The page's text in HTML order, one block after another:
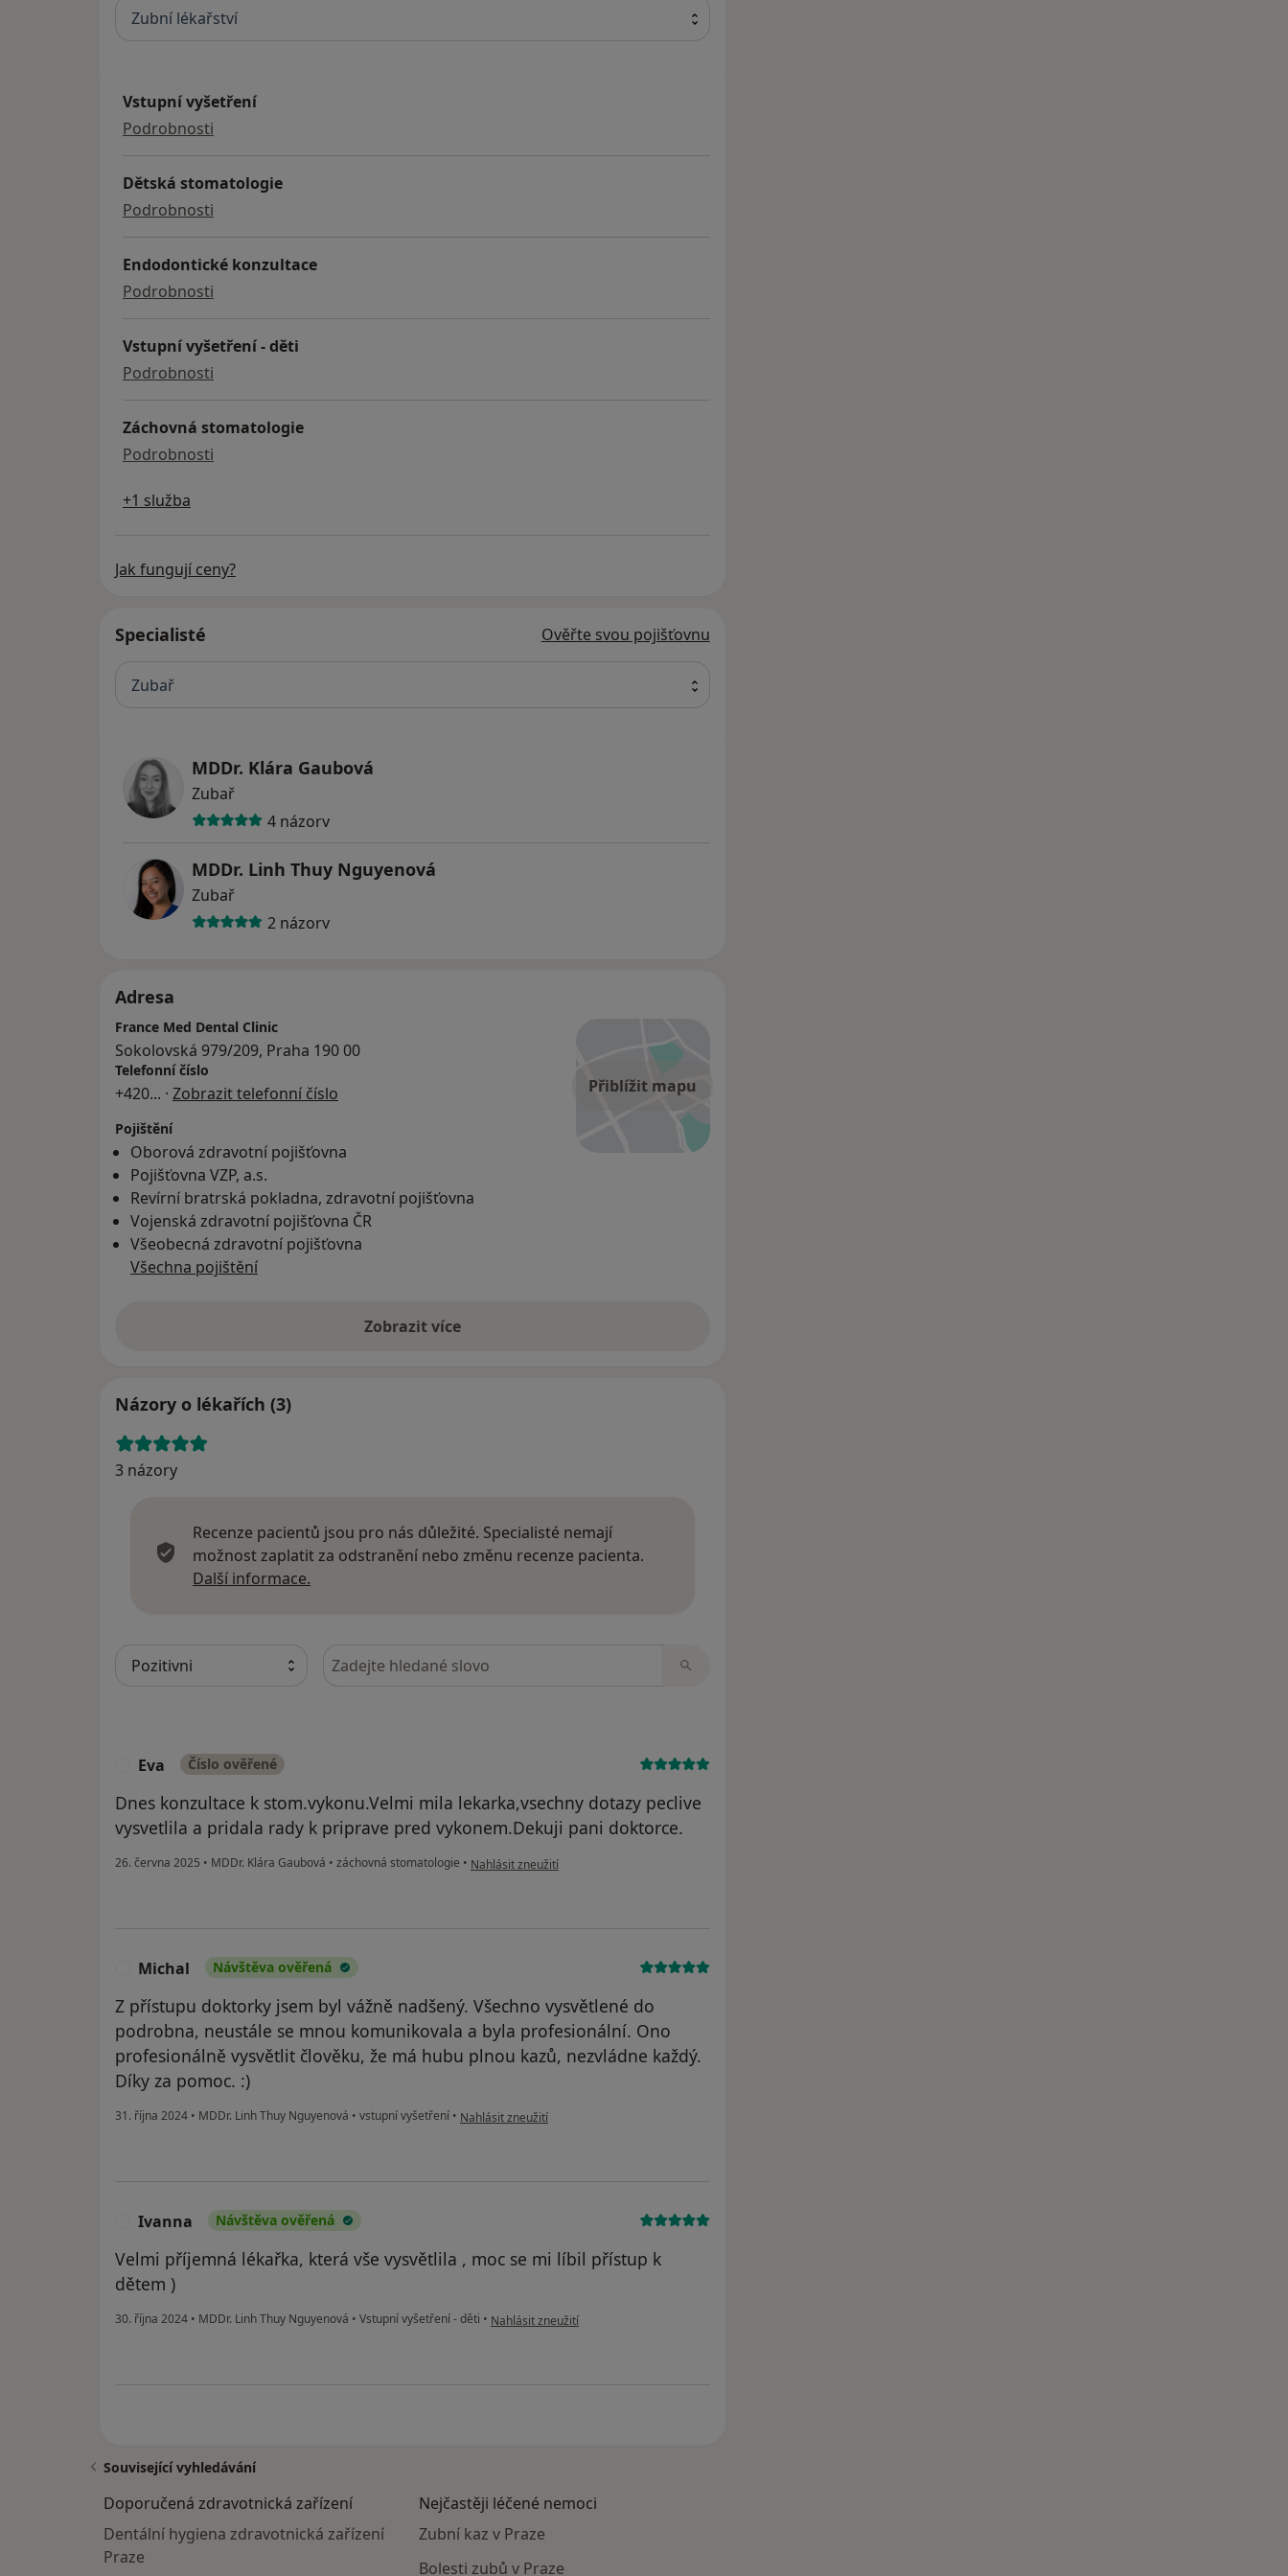
Zubní lékařství
Vstupní vyšetření
Podrobnosti
Dětská stomatologie
Podrobnosti
Endodontické konzultace
Podrobnosti
Vstupní vyšetření - děti
Podrobnosti
Záchovná stomatologie
Podrobnosti
+1 služba
Jak fungují ceny?
Specialisté Ověřte svou pojišťovnu
Zubař
MDDr. Klára Gaubová
Zubař
4 názory
MDDr. Linh Thuy Nguyenová
Zubař
2 názory
Adresa
Přiblížit mapu
France Med Dental Clinic
Sokolovská 979/209, Praha 190 00
Telefonní číslo
+420... · Zobrazit telefonní číslo
Pojištění
Oborová zdravotní pojišťovna
Pojišťovna VZP, a.s.
Revírní bratrská pokladna, zdravotní pojišťovna
Vojenská zdravotní pojišťovna ČR
Všeobecná zdravotní pojišťovna
Všechna pojištění
Zobrazit více
Názory o lékařích (3)
3 názory
Recenze pacientů jsou pro nás důležité. Specialisté nemají
možnost zaplatit za odstranění nebo změnu recenze pacienta.
Další informace.
Hledejte v názorech
Eva Číslo ověřené
Dnes konzultace k stom.vykonu.Velmi mila lekarka,vsechny dotazy peclive
vysvetlila a pridala rady k priprave pred vykonem.Dekuji pani doktorce.
26. června 2025 • MDDr. Klára Gaubová • záchovná stomatologie • podle názoru uživatele Eva
Nahlásit zneužití
Michal Návštěva ověřená
Z přístupu doktorky jsem byl vážně nadšený. Všechno vysvětlené do
podrobna, neustále se mnou komunikovala a byla profesionální. Ono
profesionálně vysvětlit člověku, že má hubu plnou kazů, nezvládne každý.
Díky za pomoc. :)
31. října 2024 • MDDr. Linh Thuy Nguyenová • vstupní vyšetření • podle názoru uživatele Michal
Nahlásit zneužití
Ivanna Návštěva ověřená
Velmi příjemná lékařka, která vše vysvětlila , moc se mi líbil přístup k
dětem )
30. října 2024 • MDDr. Linh Thuy Nguyenová • Vstupní vyšetření - děti • podle názoru uživatele Ivanna
Nahlásit zneužití
Související vyhledávání
Doporučená zdravotnická zařízení
Dentální hygiena zdravotnická zařízení
Praze
Nejčastěji léčené nemoci
Zubní kaz v Praze
Bolesti zubů v Praze